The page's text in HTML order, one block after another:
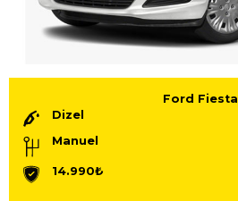
Ford Fiesta
Dizel
Manuel
14.990₺